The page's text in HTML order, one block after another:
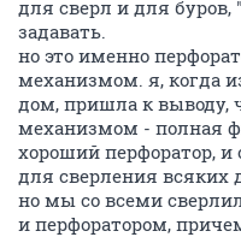
для сверл и для буров,
задавать.
но это именно
механизмом. я, когда
дом, пришла к выводу,
механизмом - полная
хороший перфоратор,
для сверления всяких
но мы со всеми
и перфоратором,